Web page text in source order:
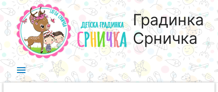
Градинка
Срничка